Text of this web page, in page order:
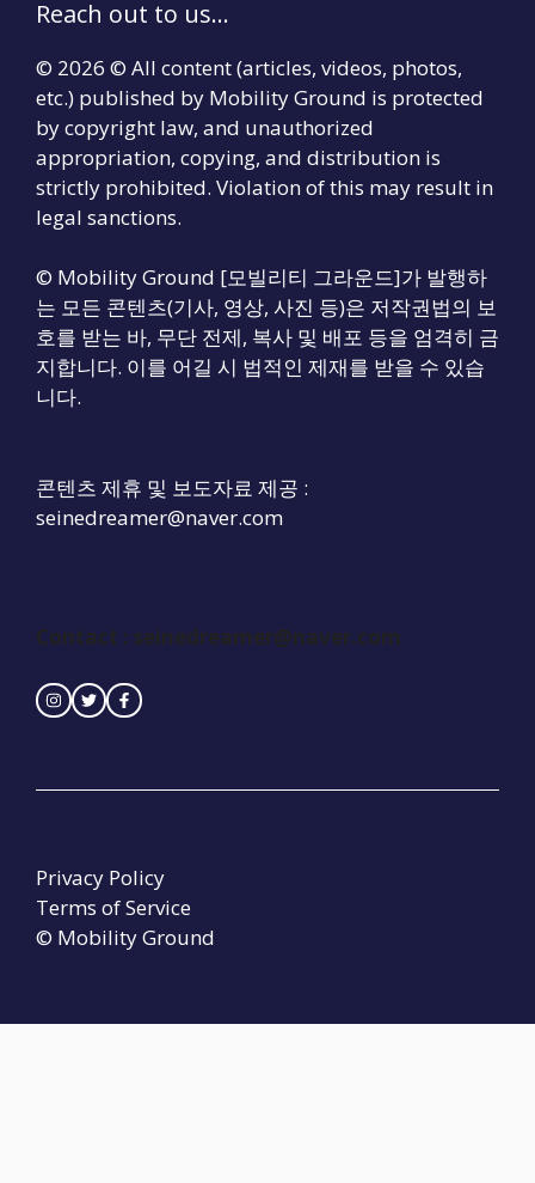
Reach out to us...
© 2026 © All content (articles, videos, photos,
etc.) published by Mobility Ground is protected
by copyright law, and unauthorized
appropriation, copying, and distribution is
strictly prohibited. Violation of this may result in
legal sanctions.
© Mobility Ground [모빌리티 그라운드]가 발행하
는 모든 콘텐츠(기사, 영상, 사진 등)은 저작권법의 보
호를 받는 바, 무단 전제, 복사 및 배포 등을 엄격히 금
지합니다. 이를 어길 시 법적인 제재를 받을 수 있습
니다.
콘텐츠 제휴 및 보도자료 제공 :
seinedreamer@naver.com
Contact : seinedreamer@naver.com
© Mobility Ground
Privacy Policy
Terms of Service